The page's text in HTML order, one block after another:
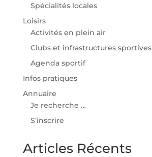
Spécialités locales
Loisirs
Activités en plein air
Clubs et infrastructures sportives
Agenda sportif
Infos pratiques
Annuaire
Je recherche …
S’inscrire
Articles Récents